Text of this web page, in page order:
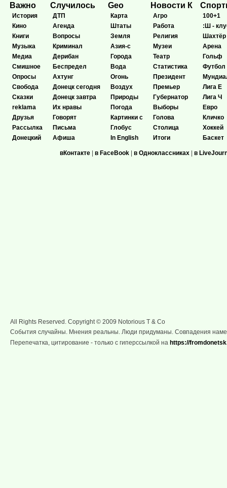
Важно
История
Кино
Книги
Музыка
Медиа
Смишное
Опросы
Свобода
Сказки
reklama
Друзья
Рассылка
Донецкий
Случилось
ДТП
Агенда
Вопросы
Криминал
Дерибан
Беспредел
Ахтунг
Донецк сегодня
Донецк завтра
Их нравы
Говорят
Письма
Афиша
Geo
Карта
Штаты
Земля
Азия-с
Города
Вода
Огонь
Воздух
Природы
Погода
Картинки с
Глобус
In English
Новости К
Агро
Работа
Религия
Музеи
Театр
Статистика
Президент
Премьер
Губернатор
Выборы
Голова
Столица
Итоги
100+1
:Ш -
Шахтёр
Арена
Гольф
Футбол
Лига Е
Лига Ч
Евро
Кличко
Хоккей
Баскет
вКонтакте | в FaceBook | в Одноклассниках | в
All Rights Reserved. Copyright © 2009 Notorious T & Co
События случайны. Мнения реальны. Люди придуманы. Совпадения
Перепечатка, цитирование - только с гиперссылкой на https://